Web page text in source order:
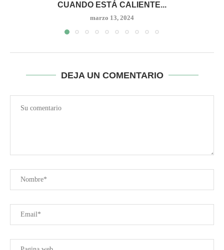
CUANDO ESTÁ CALIENTE...
marzo 13, 2024
DEJA UN COMENTARIO